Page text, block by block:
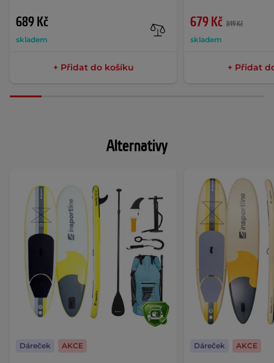
689 Kč
skladem
+ Přidat do košíku
679 Kč 849 Kč
skladem
+ Přidat
Alternativy
Dáreček AKCE Dáreček AKCE